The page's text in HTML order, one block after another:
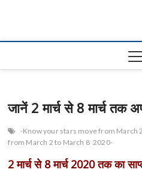
जानें 2 मार्च से 8 मार्च तक
-Know your stars move from March
from March 2 to March 8 2020-
2 मार्च से 8 मार्च 2020 तक का